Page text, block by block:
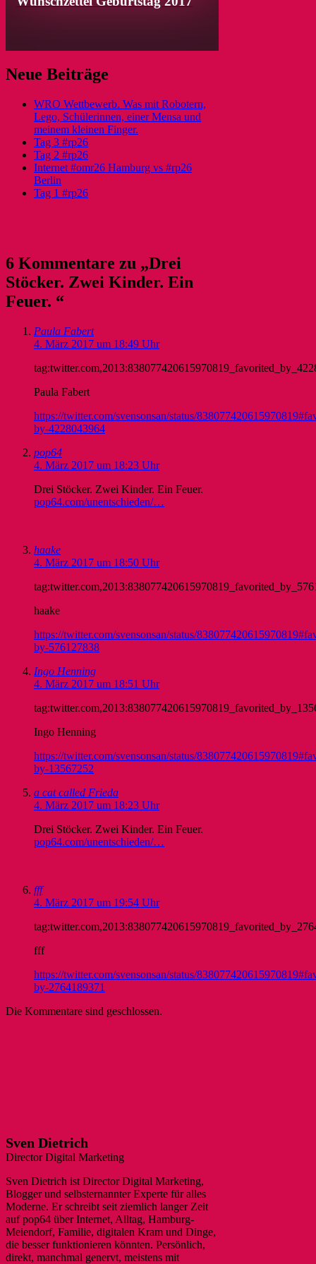
Neue Beiträge
WRO Wettbewerb. Was mit Robotern,
Lego, Schülerinnen, einer Mensa und
meinem kleinen Finger.
Tag 3 #rp26
Tag 2 #rp26
Internet #omr26 Hamburg vs #rp26
Berlin
Tag 1 #rp26
6 Kommentare zu „Drei
Stöcker. Zwei Kinder. Ein
Feuer. “
Paula Fabert
4. März 2017 um 18:49 Uhr
Paula Fabert
https://twitter.com/svensonsan/status/
by-4228043964
pop64
4. März 2017 um 18:23 Uhr
Drei Stöcker. Zwei Kinder. Ein Feuer.
pop64.com/unentschieden/…
haake
4. März 2017 um 18:50 Uhr
haake
https://twitter.com/svensonsan/status/
by-576127838
Ingo Henning
4. März 2017 um 18:51 Uhr
Ingo Henning
https://twitter.com/svensonsan/status/
by-13567252
a cat called Frieda
4. März 2017 um 18:23 Uhr
Drei Stöcker. Zwei Kinder. Ein Feuer.
pop64.com/unentschieden/…
fff
4. März 2017 um 19:54 Uhr
fff
https://twitter.com/svensonsan/status/
by-2764189371
Die Kommentare sind geschlossen.
Sven Dietrich
Director Digital Marketing
Sven Dietrich ist Director Digital Marketing,
Blogger und selbsternannter Experte für alles
Moderne. Er schreibt seit ziemlich langer Zeit
auf pop64 über Internet, Alltag, Hamburg-
Meiendorf, Familie, digitalen Kram und Dinge,
die besser funktionieren könnten. Persönlich,
direkt, manchmal genervt, meistens mit